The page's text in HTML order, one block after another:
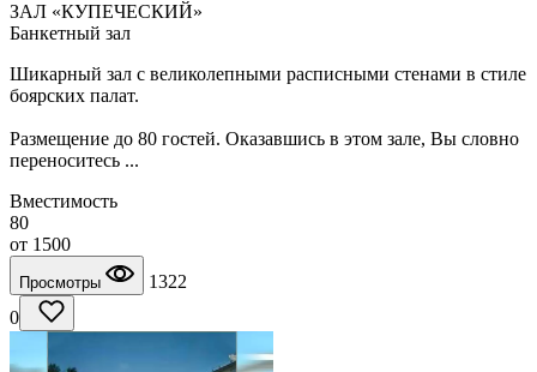
ЗАЛ «КУПЕЧЕСКИЙ»
Банкетный зал
Шикарный зал с великолепными расписными стенами в стиле
боярских палат.
Размещение до 80 гостей. Оказавшись в этом зале, Вы словно
переноситесь ...
Вместимость
80
от 1500
Просмотры
1322
0